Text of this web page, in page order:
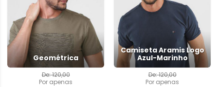
Geométrica
De: 120,00
Por apenas
Camiseta Aramis Logo
Azul-Marinho
De: 120,00
Por apenas